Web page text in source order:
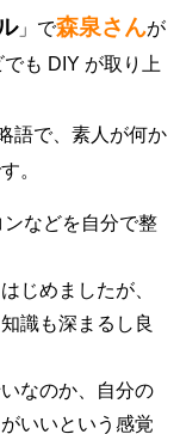
」で森泉さんが
も DIY が取り上
語で、素人が何か
。
などを自分で整
じめましたが、
識も深まるし良
なのか、自分の
いいという感覚